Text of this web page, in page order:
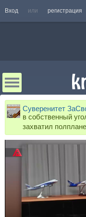
Вход или регистрация
Суверенитет
в собственный
захватил